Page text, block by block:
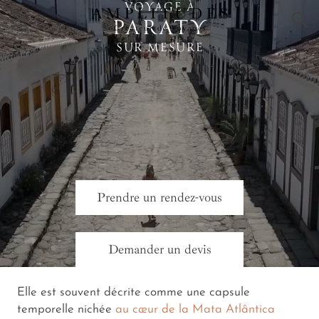
× VOYAGE À
PARATY
SUR MESURE
Prendre un rendez-vous
Demander un devis
Elle est souvent décrite comme une capsule
temporelle nichée au cœur de la Mata Atlântica